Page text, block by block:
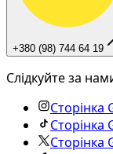
+380 (98) 744 64 19
Слідкуйте за
Сторінка
Сторінка
Сторінка